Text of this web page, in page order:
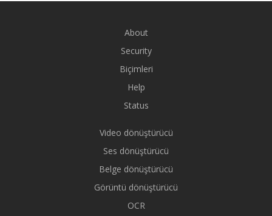
About
Security
Biçimleri
Help
Status
Video dönüştürücü
Ses dönüştürücü
Belge dönüştürücü
Görüntü dönüştürücü
OCR